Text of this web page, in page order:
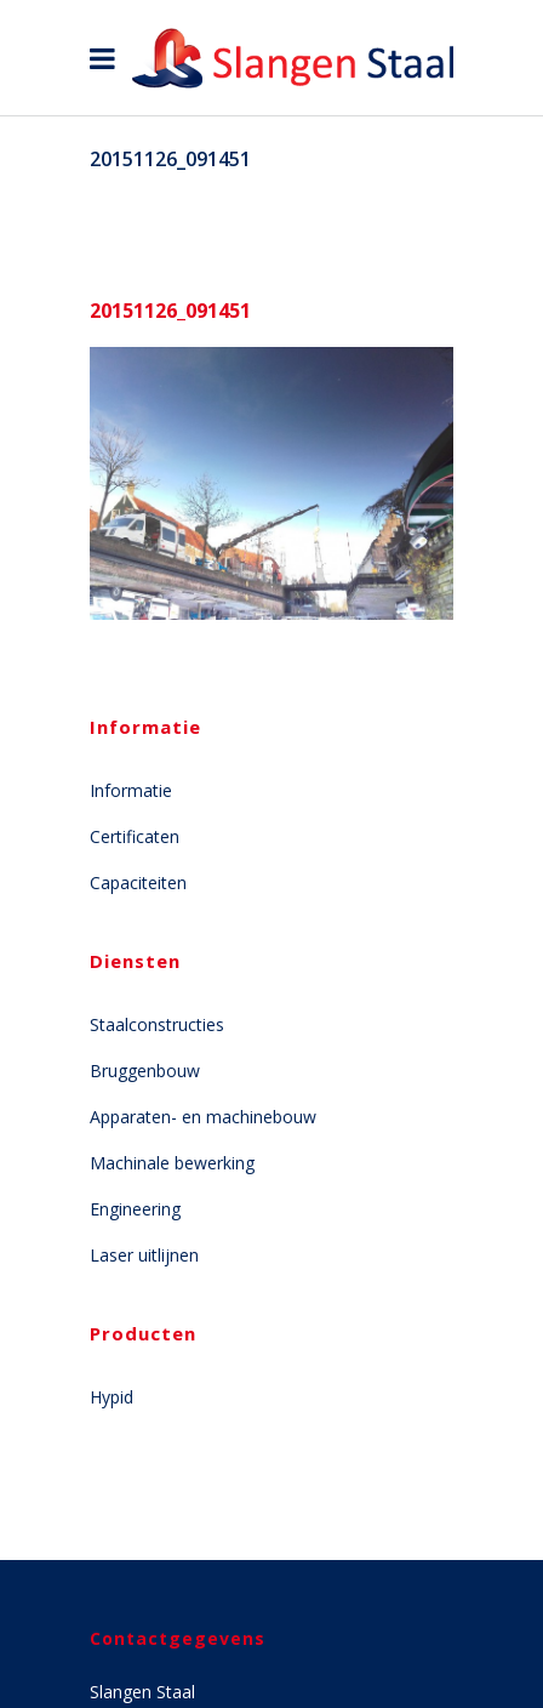
20151126_091451
20151126_091451
Informatie
Informatie
Certificaten
Capaciteiten
Diensten
Staalconstructies
Bruggenbouw
Apparaten- en machinebouw
Machinale bewerking
Engineering
Laser uitlijnen
Producten
Hypid
Contactgegevens
Slangen Staal